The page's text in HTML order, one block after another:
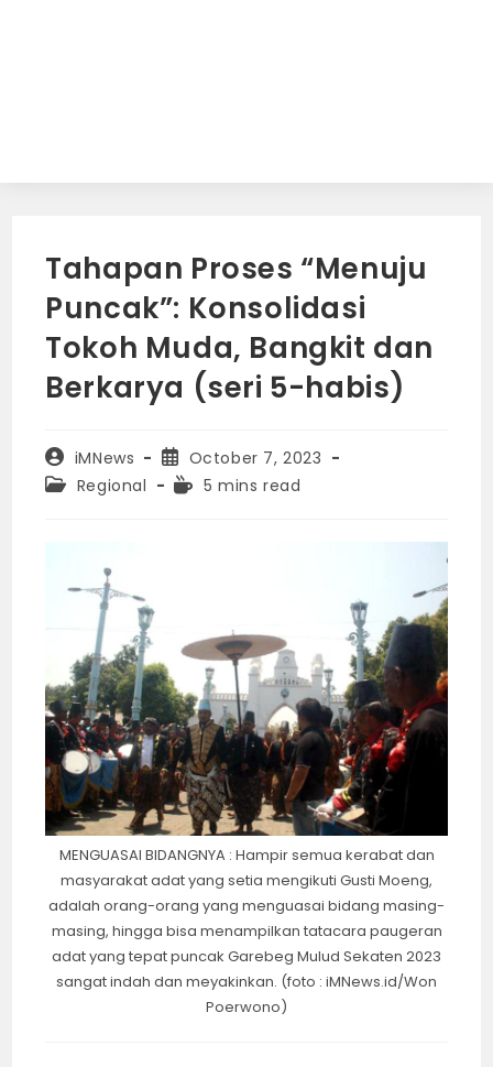
Tahapan Proses “Menuju
Puncak”: Konsolidasi
Tokoh Muda, Bangkit dan
Berkarya (seri 5-habis)
Post
author:
iMNews
Post
published:
October 7, 2023
PostRegional
Reading
5 mins read
MENGUASAI BIDANGNYA : Hampir semua kerabat dan
masyarakat adat yang setia mengikuti Gusti Moeng,
adalah orang-orang yang menguasai bidang masing-
masing, hingga bisa menampilkan tatacara paugeran
adat yang tepat puncak Garebeg Mulud Sekaten 2023
sangat indah dan meyakinkan. (foto : iMNews.id/Won
Poerwono)